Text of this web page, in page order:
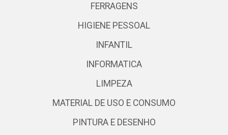
FERRAGENS
HIGIENE PESSOAL
INFANTIL
INFORMATICA
LIMPEZA
MATERIAL DE USO E CONSUMO
PINTURA E DESENHO